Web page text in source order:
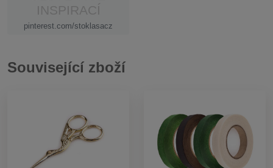
pinterest.com/stoklasacz
Související zboží